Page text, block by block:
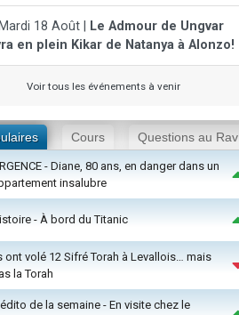
18 Août |
Le Admour de Ungvar
en plein Kikar de Natanya à Alonzo!
Voir tous les événements à venir
Cours Questions au Rav
- Diane, 80 ans, en danger dans un
insalubre
- À bord du Titanic
ont volé 12 Sifré Torah à Levallois… mais
la Torah
de la semaine - En visite chez le